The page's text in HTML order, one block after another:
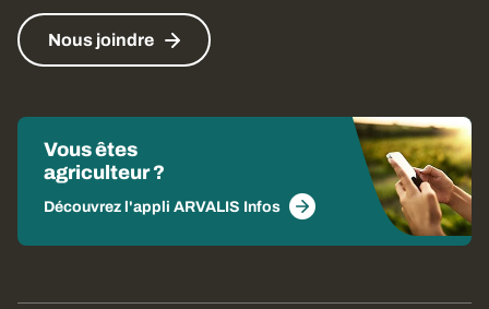
Nous joindre
Vous êtes
agriculteur ?
Découvrez l'appli ARVALIS Infos